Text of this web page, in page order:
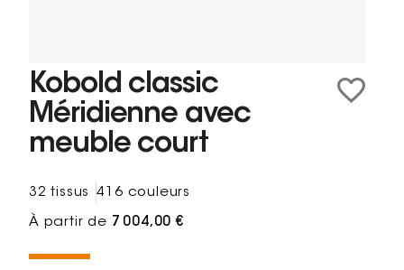
Kobold classic
Méridienne avec
meuble court
32 tissus 416 couleurs
À partir de 7 004,00 €